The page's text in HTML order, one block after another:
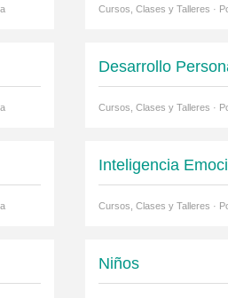
Cursos, Clases y Talleres ·
Desarrollo
Cursos, Clases y Talleres ·
Inteligencia
Cursos, Clases y Talleres ·
Niños